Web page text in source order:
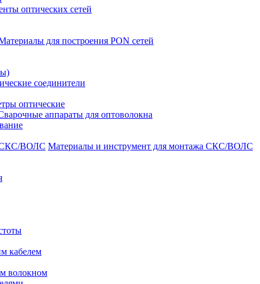
оптических сетей
для построения PON сетей
соединители
оптические
аппараты для оптоволокна
Материалы и инструмент для монтажа СКС/ВОЛС
кабелем
волокном